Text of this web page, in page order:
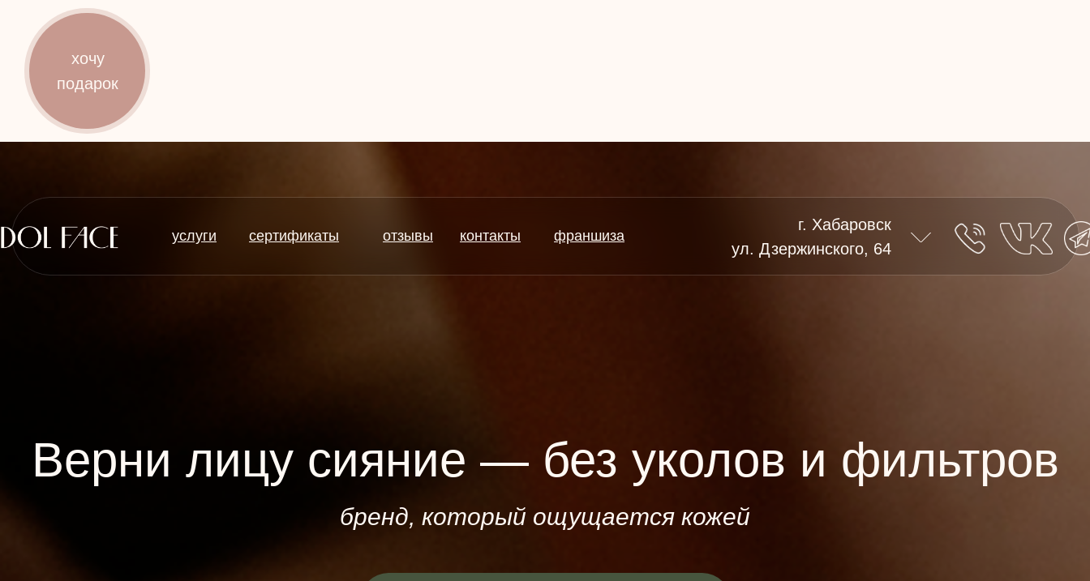
хочу
подарок
Верни лицу сияние — без уколов и фильтров
услуги сертификаты отзывы контакты франшиза
г. Хабаровск
ул. Дзержинского, 64
бренд, который ощущается кожей